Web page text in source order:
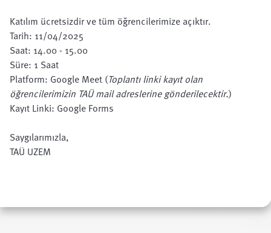
Katılım ücretsizdir ve tüm öğrencilerimize açıktır.
Tarih: 11/04/2025
Saat: 14.00 - 15.00
Süre: 1 Saat
Platform: Google Meet (Toplantı linki kayıt olan
öğrencilerimizin TAÜ mail adreslerine gönderilecektir.)
Kayıt Linki: Google Forms
Saygılarımızla,
TAÜ UZEM